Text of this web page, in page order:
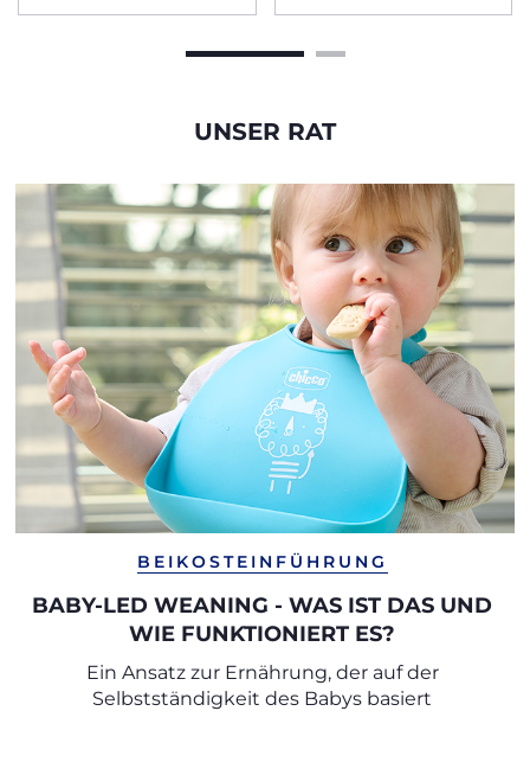
UNSER RAT
BEIKOSTEINFÜHRUNG
BABY-LED WEANING - WAS IST DAS UND
WIE FUNKTIONIERT ES?
Ein Ansatz zur Ernährung, der auf der
Selbstständigkeit des Babys basiert